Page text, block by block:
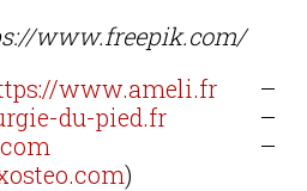
www.freepik.com/
www.ameli.fr –
du-pied.fr –
–
)